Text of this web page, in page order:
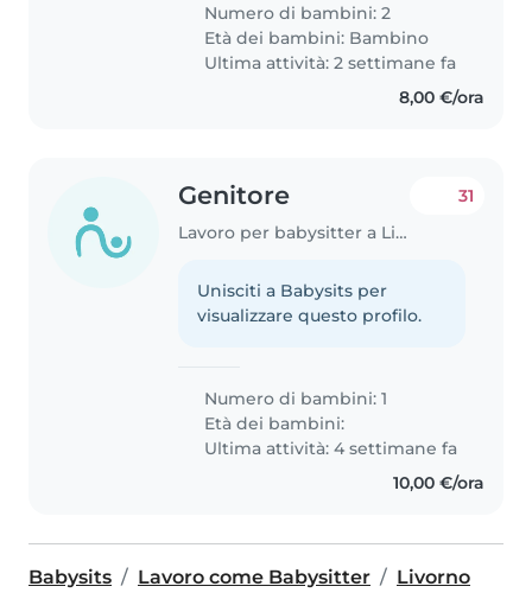
Numero di bambini: 2
Età dei bambini: Bambino
Ultima attività: 2 settimane fa
8,00 €/ora
Genitore
Lavoro per babysitter a Livorno
31
Unisciti a Babysits per
visualizzare questo profilo.
Numero di bambini: 1
Età dei bambini:
Ultima attività: 4 settimane fa
10,00 €/ora
Babysits Lavoro come Babysitter Livorno